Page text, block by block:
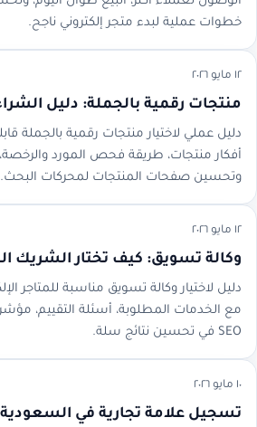
خطوات عملية لبدء متجر إلكتروني ناجح.
١٢ مايو ٢٠٢٦
منتجات رقمية بالجملة: دليل
دليل عملي لاختيار منتجات رقمية بالجملة
أفكار منتجات، طريقة فحص المورد
وتحسين صفحات المنتجات لمحركات البحث.
١٢ مايو ٢٠٢٦
وكالة تسويق: كيف تختار الشريك
دليل لاختيار وكالة تسويق مناسبة للمتاجر
SEO في تحسين نتائج سلة.
١٠ مايو ٢٠٢٦
تسجيل علامة تجارية في